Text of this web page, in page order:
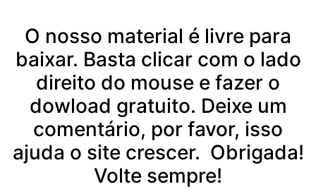
O nosso material é livre para
baixar. Basta clicar com o lado
direito do mouse e fazer o
dowload gratuito. Deixe um
comentário, por favor, isso
ajuda o site crescer. Obrigada!
Volte sempre!